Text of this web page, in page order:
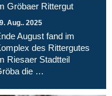
Gröbaer Rittergut
Aug.. 2025
August fand im
des Rittergutes
Riesaer Stadtteil
die …